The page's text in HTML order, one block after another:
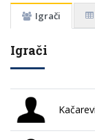
Igrači
Igrači